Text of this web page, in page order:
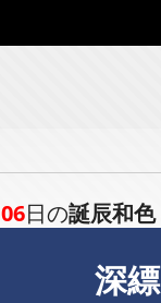
06日の誕辰和色
深縹